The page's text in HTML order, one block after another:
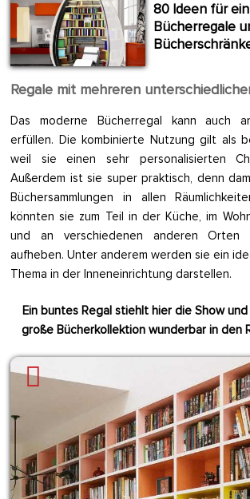
80 Ideen für
Bücherregale
Regale mit mehreren
Das moderne Bücherregal kann auch
erfüllen. Die kombinierte Nutzung gilt als
weil sie einen sehr personalisierten
Außerdem ist sie super praktisch, denn
Büchersammlungen in allen
könnten sie zum Teil in der Küche, im
und an verschiedenen anderen Orten
aufheben. Unter anderem werden sie ein
Thema in der Inneneinrichtung darstellen.
Ein buntes Regal stiehlt hier die Show
große Bücherkollektion wunderbar in den